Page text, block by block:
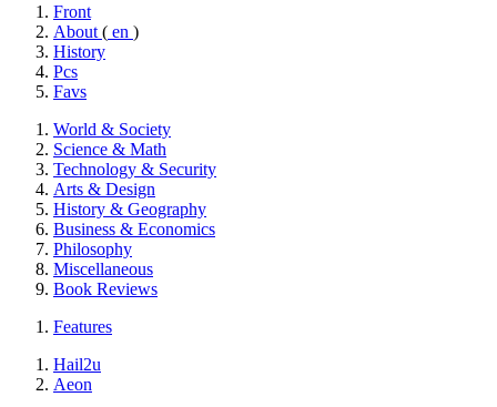
Front
About ( en )
History
Pcs
Favs
World & Society
Science & Math
Technology & Security
Arts & Design
History & Geography
Business & Economics
Philosophy
Miscellaneous
Book Reviews
Features
Hail2u
Aeon